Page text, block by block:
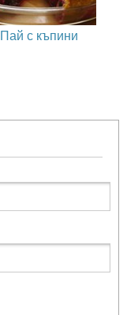
Пай с къпини